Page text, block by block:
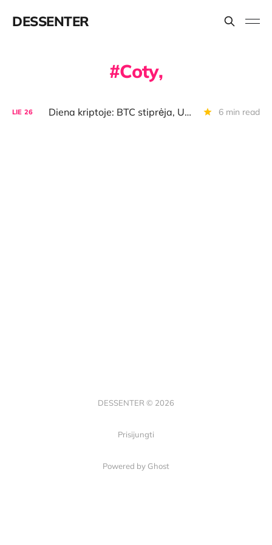
DESSENTER
Coty,
LIE 26 Diena kriptoje: BTC stiprėja, UAB "Kevin EU" bėdos, latviai reklamuojasi, rusai nusikaltėliai dominuoja 6 min read
DESSENTER © 2026
Prisijungti
Powered by Ghost